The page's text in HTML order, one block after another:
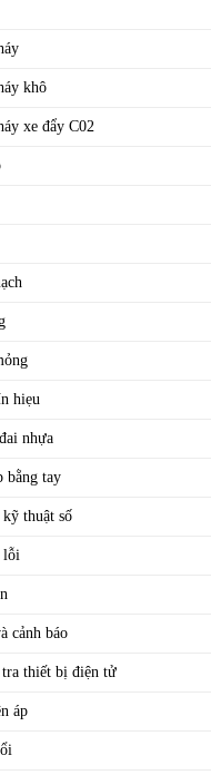
khô
xe đẩy C02
hiẹu
nhựa
bằng tay
kỹ thuật số
lỗi
cảnh báo
thiết bị điện tử
áp